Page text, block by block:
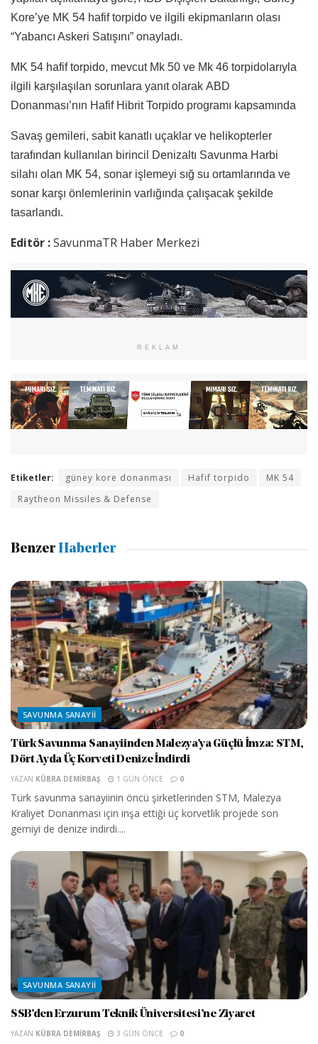
Kore’ye MK 54 hafif torpido ve ilgili ekipmanların olası
“Yabancı Askeri Satışını” onayladı.
MK 54 hafif torpido, mevcut Mk 50 ve Mk 46 torpidolarıyla
ilgili karşılaşılan sorunlara yanıt olarak ABD
Donanması’nın Hafif Hibrit Torpido programı kapsamında
Savaş gemileri, sabit kanatlı uçaklar ve helikopterler
tarafından kullanılan birincil Denizaltı Savunma Harbi
silahı olan MK 54, sonar işlemeyi sığ su ortamlarında ve
sonar karşı önlemlerinin varlığında çalışacak şekilde
tasarlandı.
Editör :SavunmaTR Haber Merkezi
REKLAM
Etiketler: güney kore donanması Hafif torpido
MK 54
Raytheon Missiles & Defense
Benzer Haberler
SAVUNMA SANAYII
Türk Savunma Sanayiinden Malezya’ya Güçlü İmza: STM,
Dört Ayda Üç Korveti Denize İndirdi
YAZAN KÜBRA DEMIRBAŞ 1 GÜN ÖNCE 0
Türk savunma sanayiinin öncü şirketlerinden STM, Malezya
Kraliyet Donanması için inşa ettiği üç korvetlik projede son
gemiyi de denize indirdi....
SAVUNMA SANAYII
SSB’den Erzurum Teknik Üniversitesi’ne Ziyaret
YAZAN KÜBRA DEMIRBAŞ 3 GÜN ÖNCE 0